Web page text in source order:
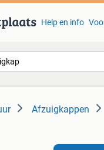
Help en info
Afzuigkappen